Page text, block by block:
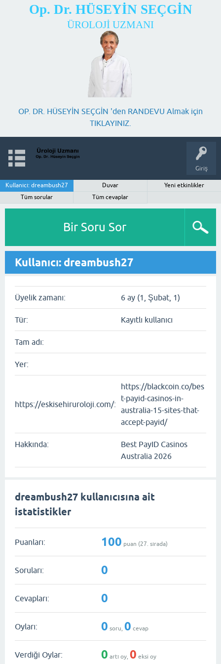
Op. Dr. HÜSEYİN SEÇGİN
ÜROLOJİ UZMANI
OP. DR. HÜSEYİN SEÇGİN 'den RANDEVU Almak için
TIKLAYINIZ.
Giriş
Kullanıcı: dreambush27 Duvar
Yeni etkinlikler
Tüm sorular
Tüm cevaplar
Bir Soru Sor
Kullanıcı: dreambush27
Üyelik zamanı: 6 ay (1, Şubat, 1)
Tür: Kayıtlı kullanıcı
Tam adı:
Yer:
https://eskisehiruroloji.com/:
https://blackcoin.co/bes
t-payid-casinos-in-
australia-15-sites-that-
accept-payid/
Hakkında:
Best PayID Casinos
Australia 2026
dreambush27 kullanıcısına ait
istatistikler
Puanları: 100 puan (27 . sırada)
Soruları: 0
Cevapları: 0
Oyları: 0 soru, 0 cevap
Verdiği Oylar: 0 artı oy, 0 eksi oy